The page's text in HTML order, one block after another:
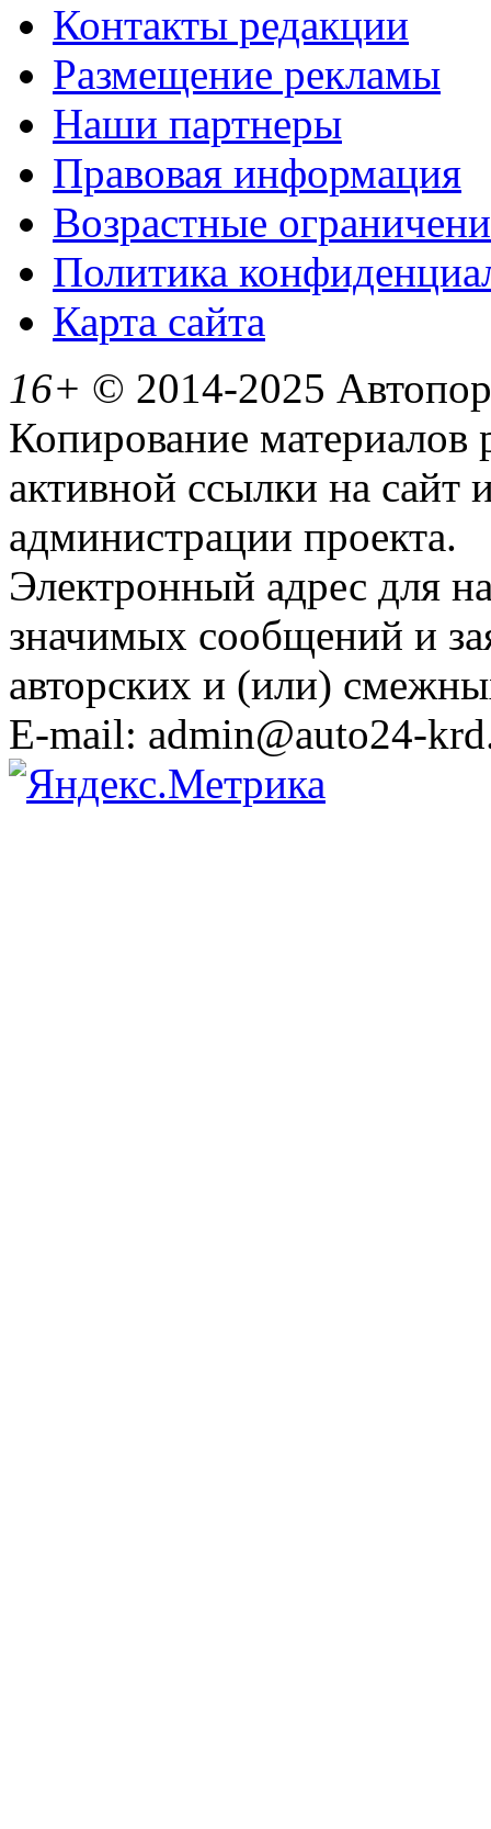
Контакты редакции
Размещение рекламы
Наши партнеры
Правовая информация
Возрастные
Политика
Карта сайта
16+ © 2014-2025
Копирование материалов
активной ссылки на сайт
администрации проекта.
Электронный адрес для
значимых сообщений и
авторских и (или)
E-mail: admin@auto24-